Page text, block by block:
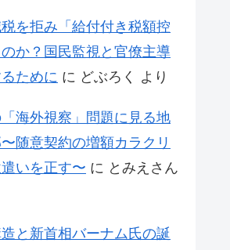
を拒み「給付付き税額控
か？国民監視と官僚主導
ために に どぶろく より
海外視察」問題に見る地
随意契約の増額カラクリ
いを正す〜 に とみえさん
と新首相バーナム氏の誕